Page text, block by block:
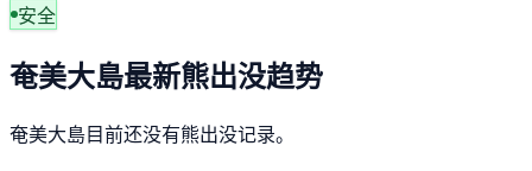
安全
奄美大島最新熊出没趋势
奄美大島目前还没有熊出没记录。